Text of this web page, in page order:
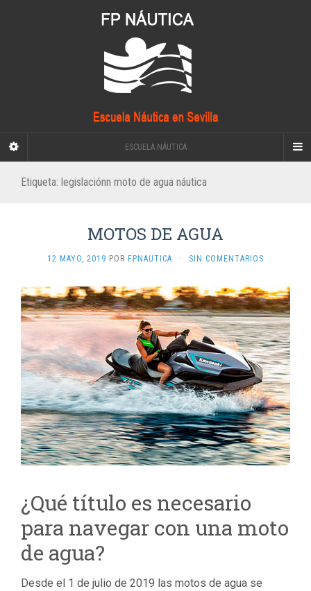
ESCUELA NÁUTICA
Etiqueta: legislaciónn moto de agua náutica
MOTOS DE AGUA
12 MAYO, 2019 POR FPNAUTICA · SIN COMENTARIOS
¿Qué título es necesario
para navegar con una moto
de agua?
Desde el 1 de julio de 2019 las motos de agua se